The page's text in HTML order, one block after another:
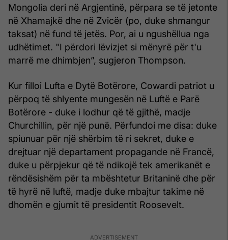
Mongolia deri në Argjentinë, përpara se të jetonte
në Xhamajkë dhe në Zvicër (po, duke shmangur
taksat) në fund të jetës. Por, ai u ngushëllua nga
udhëtimet. "I përdori lëvizjet si mënyrë për t'u
marrë me dhimbjen”, sugjeron Thompson.
Kur filloi Lufta e Dytë Botërore, Cowardi patriot u
përpoq të shlyente mungesën në Luftë e Parë
Botërore - duke i lodhur që të gjithë, madje
Churchillin, për një punë. Përfundoi me disa: duke
spiunuar për një shërbim të ri sekret, duke e
drejtuar një departament propagande në Francë,
duke u përpjekur që të ndikojë tek amerikanët e
rëndësishëm për ta mbështetur Britaninë dhe për
të hyrë në luftë, madje duke mbajtur takime në
dhomën e gjumit të presidentit Roosevelt.